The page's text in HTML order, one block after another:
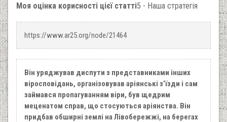
Моя оцінка корисності цієї статті5 - Наша стратегія
https://www.ar25.org/node/21464
Він уряджував диспути з представниками інших
віросповідань, організовував аріянські з’їзди і сам
займався пропагуванням віри, був щедрим
меценатом справ, що стосуються аріянства. Він
придбав обширні землі на Лівобережжі, на берегах